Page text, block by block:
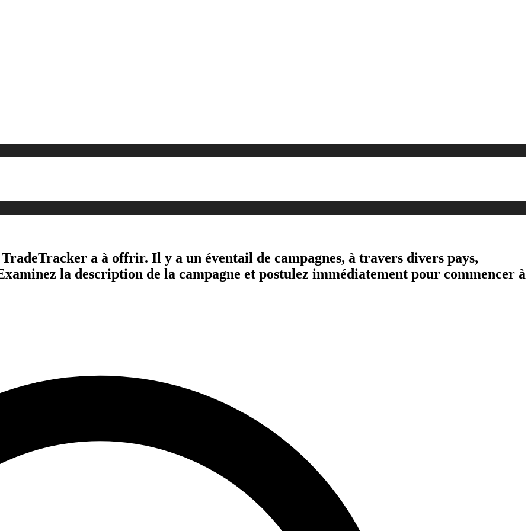
a à offrir. Il y a un éventail de campagnes, à travers divers pays,
la description de la campagne et postulez immédiatement pour commencer à